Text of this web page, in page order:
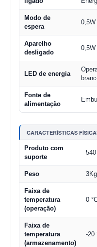
Modo de
espera
0,5W
Aparelho
desligado
0,5W
LED de energia
Fonte de
alimentação
CARACTERÍSTICAS
Produto com
suporte
Peso 3Kg
Faixa de
temperatura
(operação)
0
Faixa de
temperatura
(armazenamento)
-20